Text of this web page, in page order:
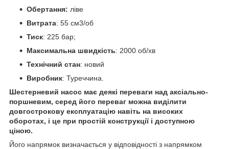
Обертання: ліве
Витрата: 55 см3/об
Тиск: 225 бар;
Максимальна швидкість: 2000 об/хв
Технічний стан: новий
Виробник: Туреччина.
Шестерневий насос має деякі переваги над аксіально-
поршневим, серед його переваг можна виділити
довгострокову експлуатацію навіть на високих
оборотах, і це при простій конструкції і доступною
ціною.
Його напрямок визначається у відповідності з напрямком